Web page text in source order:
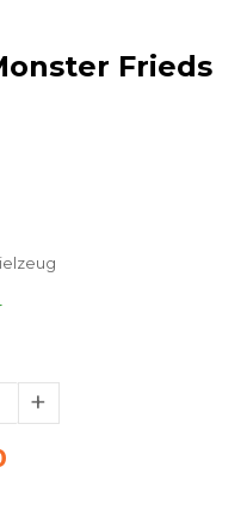
Frieds
+